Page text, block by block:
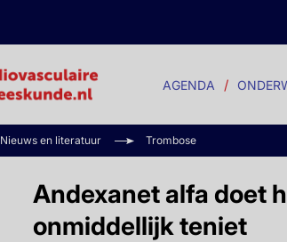
AGENDA
Nieuws en literatuur Trombose
Andexanet alfa doet
onmiddellijk teniet